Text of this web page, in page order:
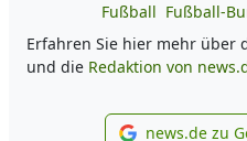
Fußball Fußball-
Erfahren Sie hier mehr über
und die Redaktion von
news.de zu